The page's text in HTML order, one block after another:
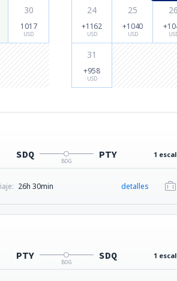
30
1017
USD
24
+1162
USD
25
+1040
USD
26
31
+958
USD
SDQ
BOG
PTY 1
26h 30min detalles
PTY
BOG
SDQ 1